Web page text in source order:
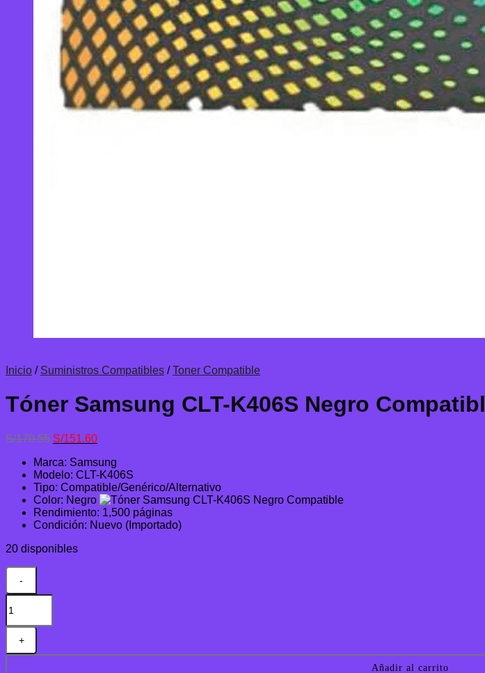
Inicio / Suministros Compatibles / Toner Compatible
Tóner Samsung CLT-K406S Negro
S/170.55 El
original
era:
S/170.55.
S/151.60El
actual
es:
S/151.60.
Marca: Samsung
Modelo: CLT-K406S
Tipo: Compatible/Genérico/Alternativo
Color: Negro
Rendimiento: 1,500 páginas
Condición: Nuevo (Importado)
20 disponibles
Tóner
Samsung
CLT-
K406S
Negro
Añadir al carrito